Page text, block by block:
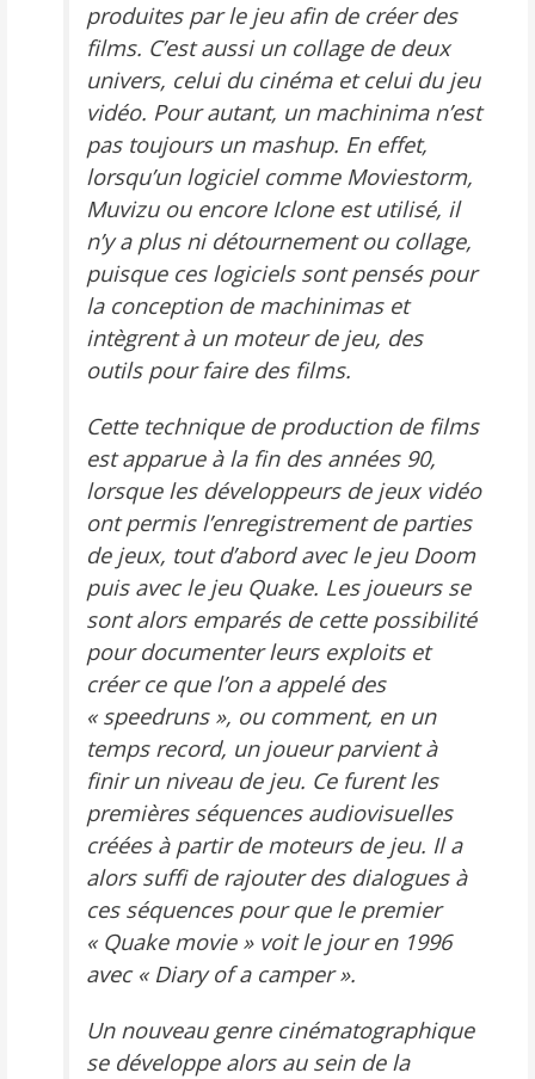
produites par le jeu afin de créer des
films. C’est aussi un collage de deux
univers, celui du cinéma et celui du jeu
vidéo. Pour autant, un machinima n’est
pas toujours un mashup. En effet,
lorsqu’un logiciel comme Moviestorm,
Muvizuou encore Icloneest utilisé, il
n’y a plus ni détournement ou collage,
puisque ces logiciels sont pensés pour
la conception de machinimas et
intègrent à un moteur de jeu, des
outils pour faire des films.
Cette technique de production de films
est apparue à la fin des années 90,
lorsque les développeurs de jeux vidéo
ont permis l’enregistrement de parties
de jeux, tout d’abord avec le jeu Doom
puis avec le jeu Quake. Les joueurs se
sont alors emparés de cette possibilité
pour documenter leurs exploits et
créer ce que l’on a appelé des
« speedruns », ou comment, en un
temps record, un joueur parvient à
finir un niveau de jeu. Ce furent les
premières séquences audiovisuelles
créées à partir de moteurs de jeu. Il a
alors suffi de rajouter des dialogues à
ces séquences pour que le premier
« Quake movie » voit le jour en 1996
avec « Diary of a camper».
Un nouveau genre cinématographique
se développe alors au sein de la